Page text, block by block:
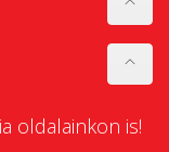
oldalainkon is!